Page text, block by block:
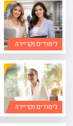
לימודים וקריירה
לימודים וקריירה